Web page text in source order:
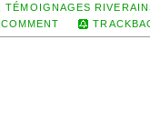
,TÉMOIGNAGES
COMMENT